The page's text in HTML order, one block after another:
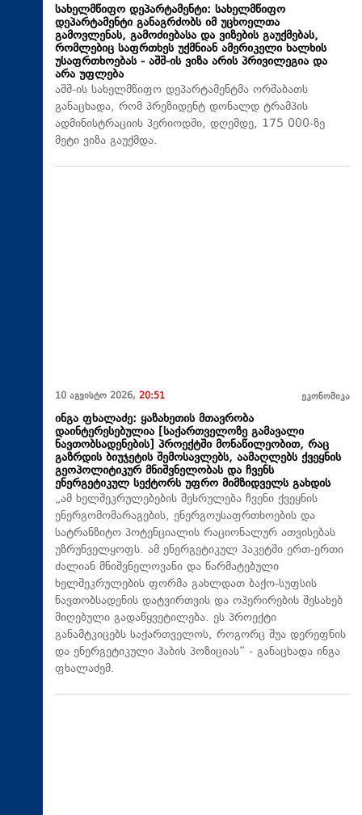
სახელმწიფო დეპარტამენტი: სახელმწიფო
დეპარტამენტი განაგრძობს იმ უცხოელთა
გამოვლენას, გამოძიებასა და ვიზების გაუქმებას,
რომლებიც საფრთხეს უქმნიან ამერიკელი ხალხის
უსაფრთხოებას - აშშ-ის ვიზა არის პრივილეგია და
არა უფლება
აშშ-ის სახელმწიფო დეპარტამენტმა ორშაბათს
განაცხადა, რომ პრეზიდენტ დონალდ ტრამპის
ადმინისტრაციის პერიოდში, დღემდე, 175 000-ზე
მეტი ვიზა გაუქმდა.
10 აგვისტო 2026, 20:51 ეკონომიკა
ინგა ფხალაძე: ყაზახეთის მთავრობა
დაინტერესებულია [საქართველოზე გამავალი
ნავთობსადენების] პროექტში მონაწილეობით, რაც
გაზრდის ბიუჯეტის შემოსავლებს, აამაღლებს ქვეყნის
გეოპოლიტიკურ მნიშვნელობას და ჩვენს
ენერგეტიკულ სექტორს უფრო მიმზიდველს გახდის
„ამ ხელშეკრულებების შესრულება ჩვენი ქვეყნის
ენერგომომარაგების, ენერგოუსაფრთხოების და
სატრანზიტო პოტენციალის რაციონალურ ათვისებას
უზრუნველყოფს. ამ ენერგეტიკულ პაკეტში ერთ-ერთი
ძალიან მნიშვნელოვანი და წარმატებული
ხელშეკრულების ფორმა გახლდათ ბაქო-სუფსის
ნავთობსადენის დატვირთვის და ოპერირების შესახებ
მიღებული გადაწყვეტილება. ეს პროექტი
განამტკიცებს საქართველოს, როგორც შუა დერეფნის
და ენერგეტიკული ჰაბის პოზიციას“ - განაცხადა ინგა
ფხალაძემ.